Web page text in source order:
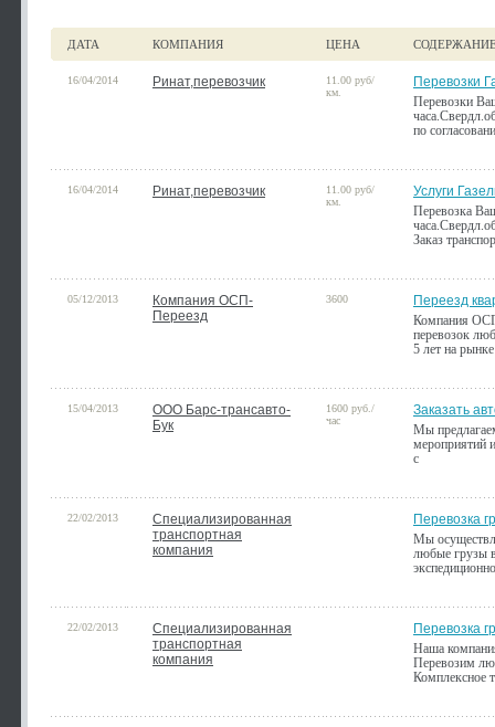
ДАТА КОМПАНИЯ ЦЕНА
16/04/2014 Ринат,перевозчик
11.00 руб/
км.
Перевозки
Перевозки
по
16/04/2014 Ринат,перевозчик
11.00 руб/
км.
Услуги
Перевозка
Заказ
05/12/2013
Компания ОСП-
Переезд
3600
Переезд
Компания ОСП
перевозок
5 лет на рынке
15/04/2013
ООО Барс-трансавто-
Бук
1600 руб./
час
Заказать
Мы
мероприятий
с
22/02/2013
Специализированная
транспортная
компания
Перевозка
Мы
любые грузы
22/02/2013
Специализированная
транспортная
компания
Перевозка
Наша
Перевозим
Комплексное